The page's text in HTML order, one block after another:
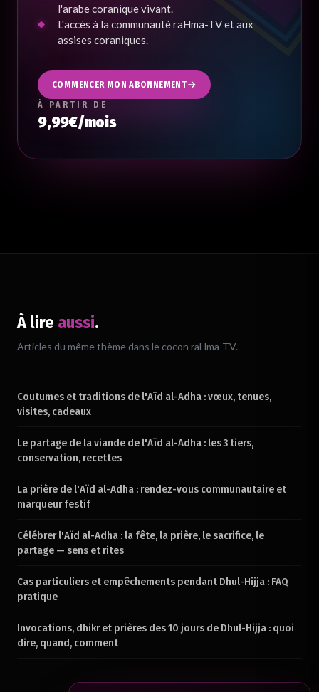
l'arabe coranique vivant.
L'accès à la communauté raHma-TV et aux
assises coraniques.
COMMENCER MON ABONNEMENT
À PARTIR DE
9,99€/mois
Chargement du verset…
À lire aussi.
Articles du même thème dans le cocon raHma-TV.
Coutumes et traditions de l'Aïd al-Adha : vœux, tenues,
visites, cadeaux
Le partage de la viande de l'Aïd al-Adha : les 3 tiers,
conservation, recettes
La prière de l'Aïd al-Adha : rendez-vous communautaire et
marqueur festif
Célébrer l'Aïd al-Adha : la fête, la prière, le sacrifice, le
partage — sens et rites
Cas particuliers et empêchements pendant Dhul-Hijja : FAQ
pratique
Invocations, dhikr et prières des 10 jours de Dhul-Hijja : quoi
dire, quand, comment